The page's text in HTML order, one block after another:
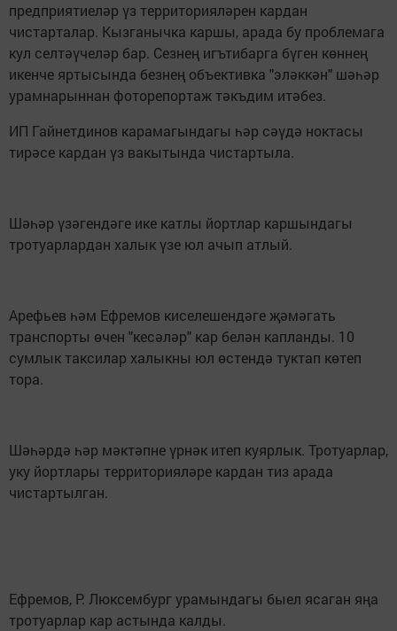
предприятиеләр үз территорияләрен кардан
чистарталар. Кызганычка каршы, арада бу проблемага
кул селтәүчеләр бар. Сезнең игътибарга бүген көннең
икенче яртысында безнең объективка "эләккән" шәһәр
урамнарыннан фоторепортаж тәкъдим итәбез.
ИП Гайнетдинов карамагындагы һәр сәүдә ноктасы
тирәсе кардан үз вакытында чистартыла.
Шәһәр үзәгендәге ике катлы йортлар каршындагы
тротуарлардан халык үзе юл ачып атлый.
Арефьев һәм Ефремов киселешендәге җәмәгать
транспорты өчен "кесәләр" кар белән капланды. 10
сумлык таксилар халыкны юл өстендә туктап көтеп
тора.
Шәһәрдә һәр мәктәпне үрнәк итеп куярлык. Тротуарлар,
уку йортлары территорияләре кардан тиз арада
чистартылган.
Ефремов, Р. Люксембург урамындагы быел ясаган яңа
тротуарлар кар астында калды.